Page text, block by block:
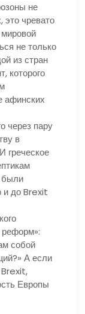
не
это чревато
не только
из стран
которого
афинских
через пару
в
греческое
были
и до Brexit
реформ»:
собой
А если
Европы